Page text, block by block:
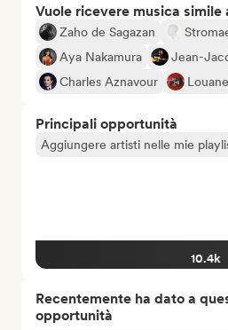
Vuole ricevere musica simile
Zaho de Sagazan
Aya Nakamura
Jean-
Charles Aznavour
Louane
Principali opportunità
Aggiungere artisti nelle mie
10.4k
Recentemente ha dato a
opportunità